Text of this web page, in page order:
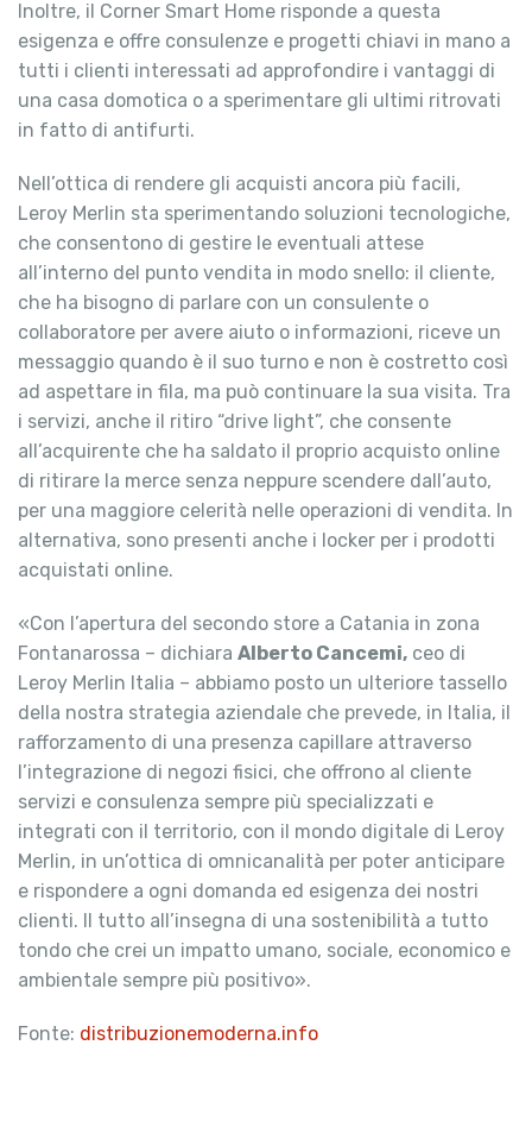
Inoltre, il Corner Smart Home risponde a questa
esigenza e offre consulenze e progetti chiavi in mano a
tutti i clienti interessati ad approfondire i vantaggi di
una casa domotica o a sperimentare gli ultimi ritrovati
in fatto di antifurti.
Nell’ottica di rendere gli acquisti ancora più facili,
Leroy Merlin sta sperimentando soluzioni tecnologiche,
che consentono di gestire le eventuali attese
all’interno del punto vendita in modo snello: il cliente,
che ha bisogno di parlare con un consulente o
collaboratore per avere aiuto o informazioni, riceve un
messaggio quando è il suo turno e non è costretto così
ad aspettare in fila, ma può continuare la sua visita. Tra
i servizi, anche il ritiro “drive light”, che consente
all’acquirente che ha saldato il proprio acquisto online
di ritirare la merce senza neppure scendere dall’auto,
per una maggiore celerità nelle operazioni di vendita. In
alternativa, sono presenti anche i locker per i prodotti
acquistati online.
«Con l’apertura del secondo store a Catania in zona
Fontanarossa – dichiara Alberto Cancemi, ceo di
Leroy Merlin Italia – abbiamo posto un ulteriore tassello
della nostra strategia aziendale che prevede, in Italia, il
rafforzamento di una presenza capillare attraverso
l’integrazione di negozi fisici, che offrono al cliente
servizi e consulenza sempre più specializzati e
integrati con il territorio, con il mondo digitale di Leroy
Merlin, in un’ottica di omnicanalità per poter anticipare
e rispondere a ogni domanda ed esigenza dei nostri
clienti. Il tutto all’insegna di una sostenibilità a tutto
tondo che crei un impatto umano, sociale, economico e
ambientale sempre più positivo».
Fonte: distribuzionemoderna.info